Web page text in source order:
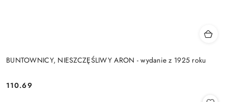
BUNTOWNICY, NIESZCZĘŚLIWY ARON - wydanie z 1925 roku
Cena:
110.69